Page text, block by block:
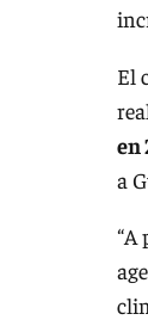
El
en
a
“A